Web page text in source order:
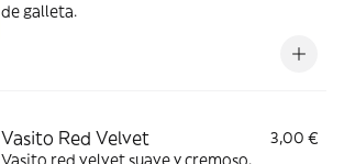
de galleta.
Vasito Red Velvet
3,00 €
Vasito red velvet suave y cremoso.